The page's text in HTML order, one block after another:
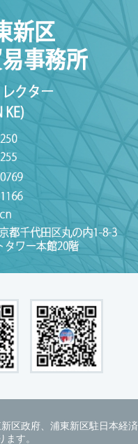
区政府、浦東新区駐日本経済
ます。